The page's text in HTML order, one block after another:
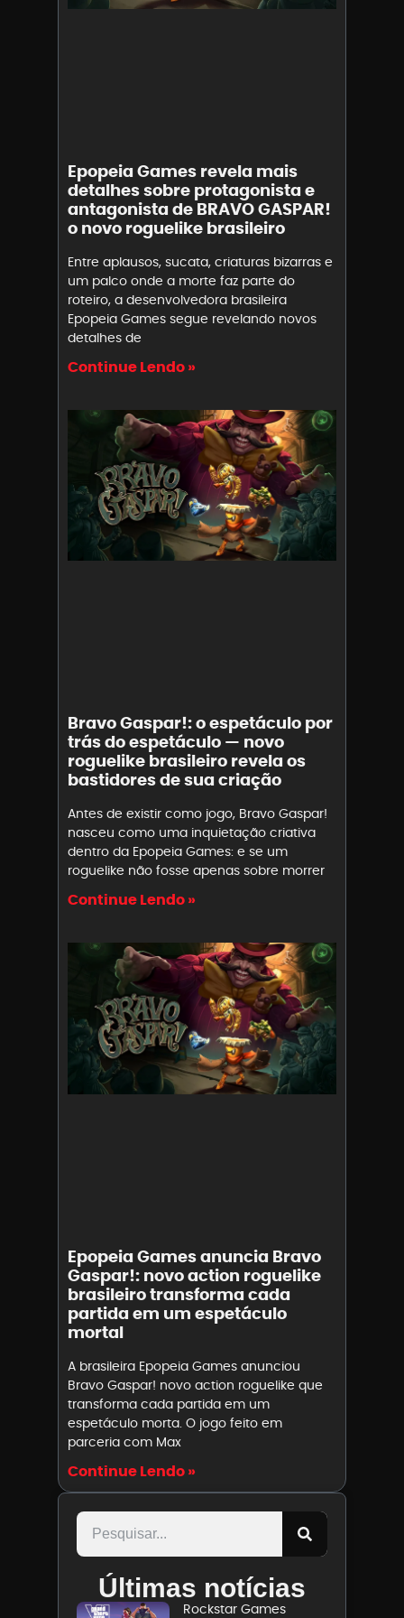
Epopeia Games revela mais
detalhes sobre protagonista e
antagonista de BRAVO GASPAR!
o novo roguelike brasileiro
Entre aplausos, sucata, criaturas bizarras e
um palco onde a morte faz parte do
roteiro, a desenvolvedora brasileira
Epopeia Games segue revelando novos
detalhes de
Continue Lendo »
Bravo Gaspar!: o espetáculo por
trás do espetáculo — novo
roguelike brasileiro revela os
bastidores de sua criação
Antes de existir como jogo, Bravo Gaspar!
nasceu como uma inquietação criativa
dentro da Epopeia Games: e se um
roguelike não fosse apenas sobre morrer
Continue Lendo »
Epopeia Games anuncia Bravo
Gaspar!: novo action roguelike
brasileiro transforma cada
partida em um espetáculo
mortal
A brasileira Epopeia Games anunciou
Bravo Gaspar! novo action roguelike que
transforma cada partida em um
espetáculo morta. O jogo feito em
parceria com Max
Continue Lendo »
Últimas notícias
Rockstar Games